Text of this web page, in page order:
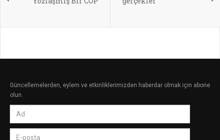
Güncellemelerden, eylem ve etkinliklerimizden haberdar olmak için abone
olun.